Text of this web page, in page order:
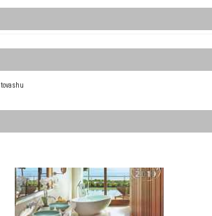
tovashu